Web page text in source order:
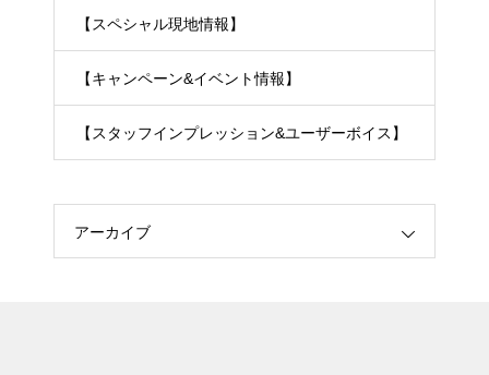
【スペシャル現地情報】
【キャンペーン&イベント情報】
【スタッフインプレッション&ユーザーボイス】
アーカイブ